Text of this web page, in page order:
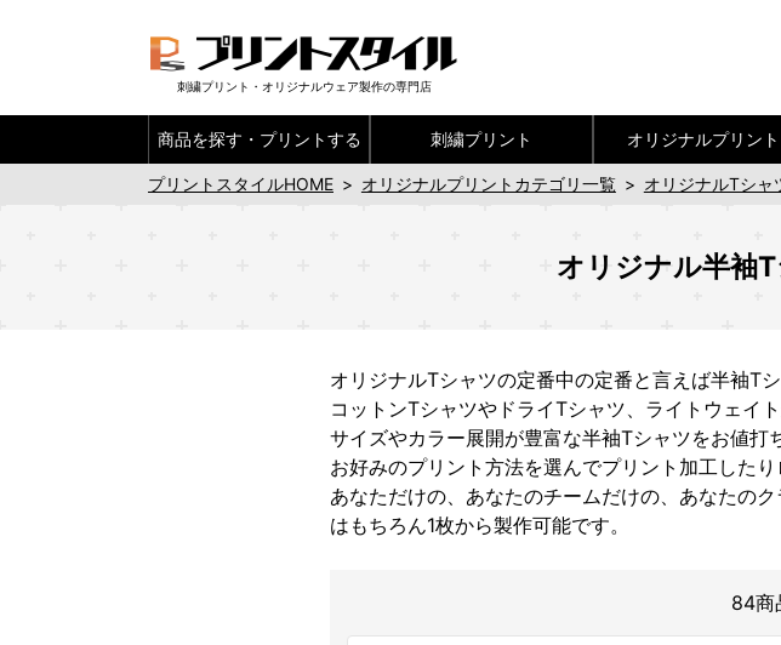
刺繍プリント・オリジナルウェア製作の専門店
商品を探す・ プリントする 刺繍プリント オリジナルプリント
プリントスタイルHOME > オリジナルプリントカテゴリ一覧 > オリジナルTシャ
オリジナル半袖
オリジナルTシャツの定番中の定番と言えば半袖Tシ
コットンTシャツやドライTシャツ、ライトウェイ
サイズやカラー展開が豊富な半袖Tシャツをお値打
お好みのプリント方法を選んでプリント加工したり
あなただけの、あなたのチームだけの、あなたの
はもちろん1枚から製作可能です。
84商